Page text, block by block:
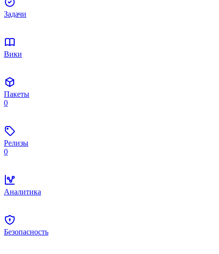
Задачи
Вики
Пакеты
0
Релизы
0
Аналитика
Безопасность